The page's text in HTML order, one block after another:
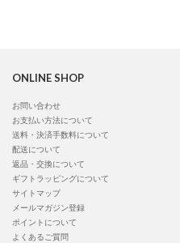
ONLINE SHOP
お問い合わせ
お支払い方法について
送料・決済手数料について
配送について
返品・交換について
ギフトラッピングについて
サイトマップ
メールマガジン登録
ポイントについて
よくあるご質問